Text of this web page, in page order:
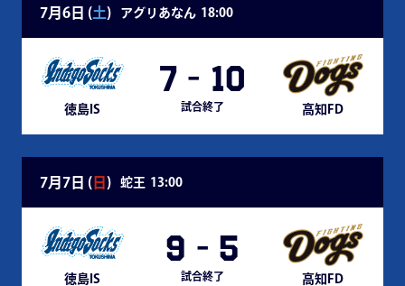
7月6日 (土) アグリあなん 18:00
徳島IS
7 - 10
試合終了 高知FD
7月7日 ( 日 ) 蛇王 13:00
徳島IS
9 - 5
試合終了 高知FD